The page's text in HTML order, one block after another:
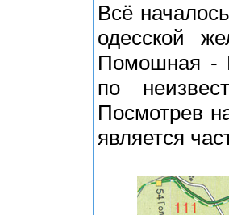
Всё
одесской
Помошная -
по
Посмотрев
является